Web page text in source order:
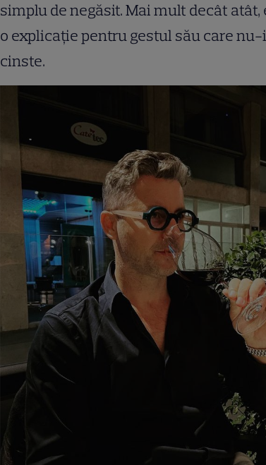
simplu de negăsit. Mai mult decât atât,
o explicație pentru gestul său care nu-
cinste.